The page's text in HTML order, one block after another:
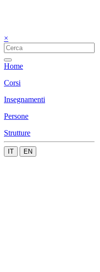
×
Home
Corsi
Insegnamenti
Persone
Strutture
IT EN